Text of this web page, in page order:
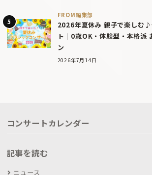
FROM編集部
2026年夏休み 親子で楽しむ♪
ト｜0歳OK・体験型・本格派
ン
2026年7月14日
コンサートカレンダー
記事を読む
ニュース